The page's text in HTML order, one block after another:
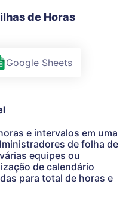
de Horas
Google Sheets
e intervalos em uma
de folha de
equipes ou
de calendário
para total de horas e